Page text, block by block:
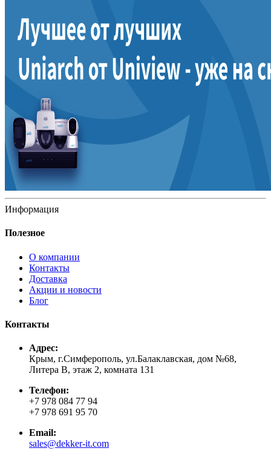
Информация
Полезное
О компании
Контакты
Доставка
Акции и новости
Блог
Контакты
Адрес:
Крым, г.Симферополь, ул.Балаклавская, дом №68,
Литера В, этаж 2, комната 131
Телефон:
+7 978 084 77 94
+7 978 691 95 70
Email:
sales@dekker-it.com